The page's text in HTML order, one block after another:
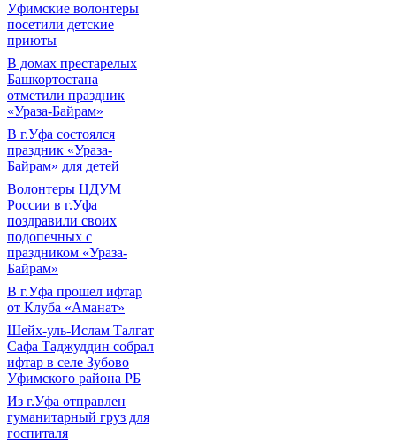
Уфимские волонтеры
посетили детские
приюты
В домах престарелых
Башкортостана
отметили праздник
«Ураза-Байрам»
В г.Уфа состоялся
праздник «Ураза-
Байрам» для детей
Волонтеры ЦДУМ
России в г.Уфа
поздравили своих
подопечных с
праздником «Ураза-
Байрам»
В г.Уфа прошел ифтар
от Клуба «Аманат»
Шейх-уль-Ислам Талгат
Сафа Таджуддин собрал
ифтар в селе Зубово
Уфимского района РБ
Из г.Уфа отправлен
гуманитарный груз для
госпиталя